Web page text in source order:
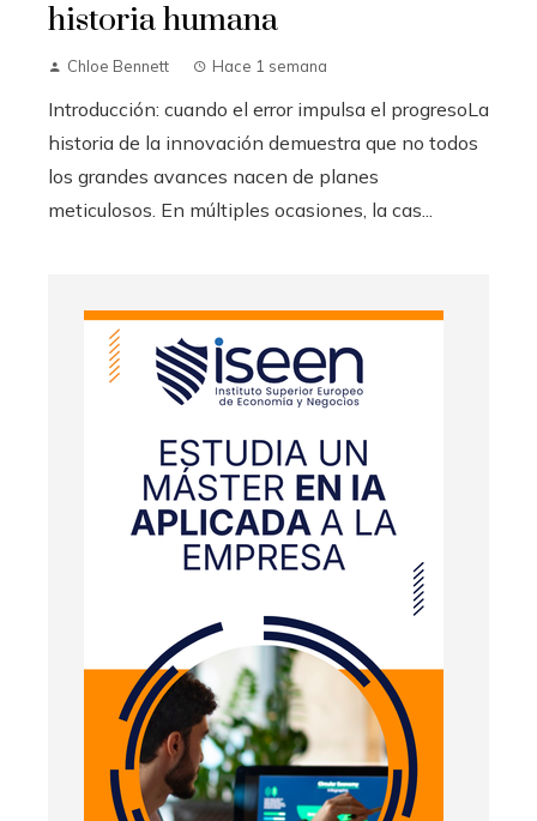
historia humana
Chloe Bennett Hace 1 semana
Introducción: cuando el error impulsa el progresoLa
historia de la innovación demuestra que no todos
los grandes avances nacen de planes
meticulosos. En múltiples ocasiones, la cas...